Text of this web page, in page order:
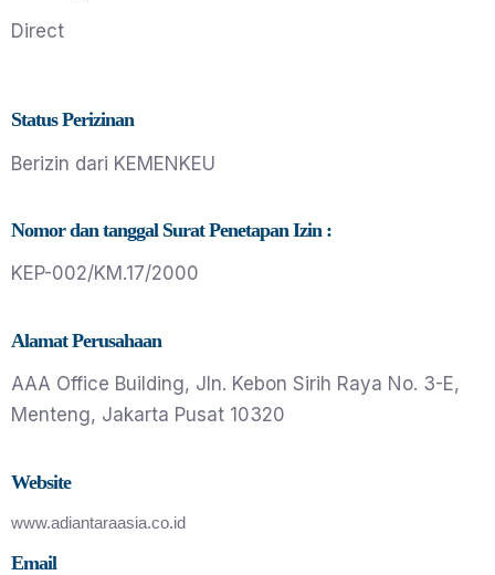
Direct
Status Perizinan
Berizin dari KEMENKEU
Nomor dan tanggal Surat Penetapan Izin :
KEP-002/KM.17/2000
Alamat Perusahaan
AAA Office Building, Jln. Kebon Sirih Raya No. 3-E,
Menteng, Jakarta Pusat 10320
Website
www.adiantaraasia.co.id
Email